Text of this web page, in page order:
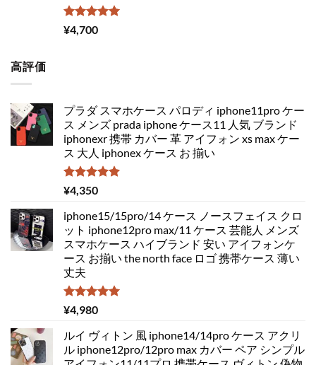
5段階中
5.00
¥4,700
高評価
プラダ スマホケース パロディ iphone11pro ケー
ス メンズ prada iphone ケース11 人気 ブランド
iphonexr 携帯 カバー 革 アイフォン xs max ケー
ス 大人 iphonex ケース お 揃い
5段階中
5.00
¥4,350
iphone15/15pro/14 ケース ノースフェイス クロ
ット iphone12pro max/11 ケース 芸能人 メンズ
スマホケース ハイブランド 安い アイフォンケ
ース お揃い the north face ロゴ 携帯ケース 薄い
丈夫
5段階中
5.00
¥4,980
ルイ ヴィトン 風 iphone14/14pro ケース アクリ
ル iphone12pro/12pro max カバー ペア シンプル